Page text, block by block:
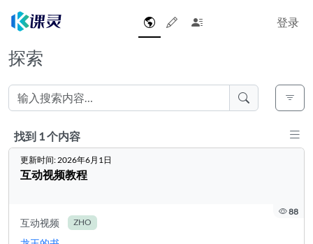
登录
探索
找到 1 个内容找到 1 个内容 以
更新时间: 2026年6月1日
互动视频教程
88
互动视频 ZHO